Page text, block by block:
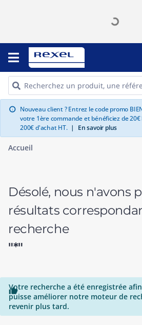
info Nouveau client ? Entrez le code promo
votre 1ère commande et bénéficiez de
200€ d'achat HT. | En savoir plus
Accueil
Désolé, nous n'avons
résultats
recherche
"*"

Votre recherche a été enregistrée
puisse améliorer notre moteur de
revenir plus tard.